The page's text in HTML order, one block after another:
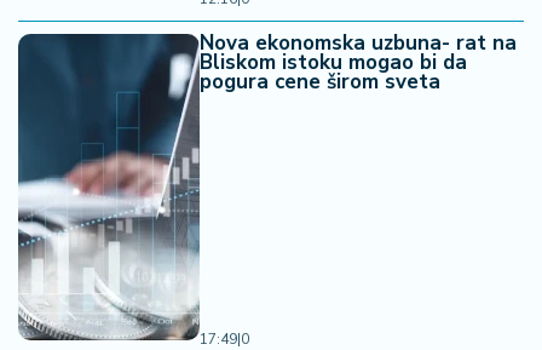
Nova ekonomska uzbuna- rat na
Bliskom istoku mogao bi da
pogura cene širom sveta
17:49|0